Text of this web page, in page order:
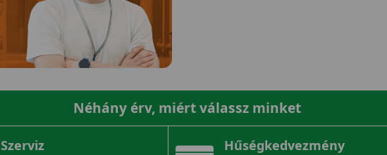
Néhány érv, miért válassz minket
Szerviz Hűségkedvezmény